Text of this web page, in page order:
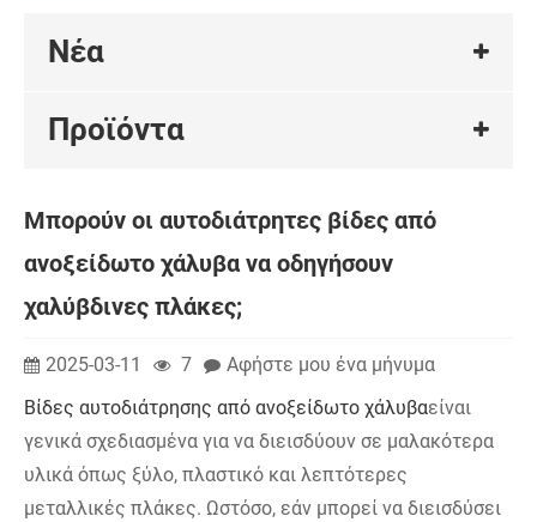
Νέα
Προϊόντα
Μπορούν οι αυτοδιάτρητες βίδες από
ανοξείδωτο χάλυβα να οδηγήσουν
χαλύβδινες πλάκες;
2025-03-11 7
Αφήστε μου ένα μήνυμα
Βίδες αυτοδιάτρησης από ανοξείδωτο χάλυβαείναι
γενικά σχεδιασμένα για να διεισδύουν σε μαλακότερα
υλικά όπως ξύλο, πλαστικό και λεπτότερες
μεταλλικές πλάκες. Ωστόσο, εάν μπορεί να διεισδύσει